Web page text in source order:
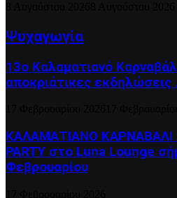
Ψυχαγωγία
13ο Καλαματιανό
αποκριάτικες εκδηλώσεις
ΚΑΛΑΜΑΤΙΑΝΟ ΚΑΡΝΑΒΑΛΙ :
PARTY στο Luna Lounge
Φεβρουαρίου